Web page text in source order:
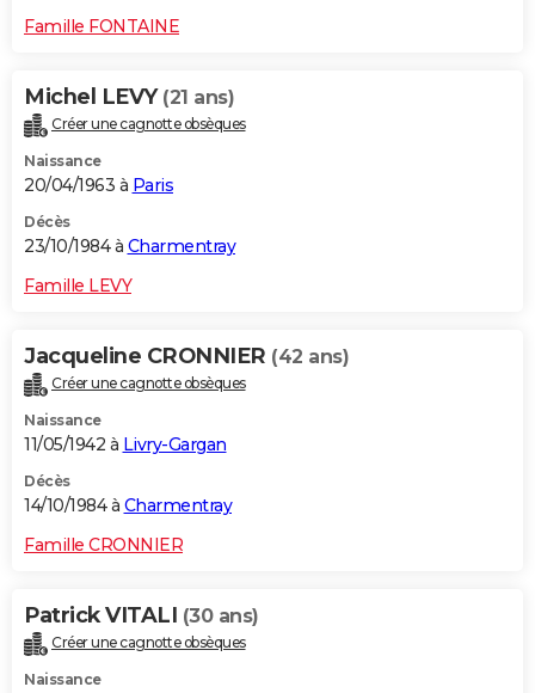
Famille FONTAINE
Michel LEVY (21 ans)
Créer une cagnotte obsèques
Naissance
20/04/1963 à Paris
Décès
23/10/1984 à Charmentray
Famille LEVY
Jacqueline CRONNIER (42 ans)
Créer une cagnotte obsèques
Naissance
11/05/1942 à Livry-Gargan
Décès
14/10/1984 à Charmentray
Famille CRONNIER
Patrick VITALI (30 ans)
Créer une cagnotte obsèques
Naissance